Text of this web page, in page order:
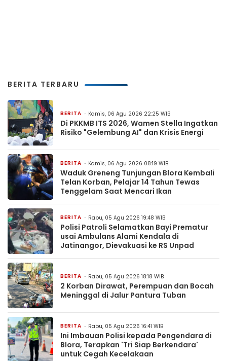
BERITA TERBARU
BERITA Kamis, 06 Agu 2026 22:25 WIB
Di PKKMB ITS 2026, Wamen Stella Ingatkan
Risiko "Gelembung AI" dan Krisis Energi
BERITA Kamis, 06 Agu 2026 08:19 WIB
Waduk Greneng Tunjungan Blora Kembali
Telan Korban, Pelajar 14 Tahun Tewas
Tenggelam Saat Mencari Ikan
BERITA Rabu, 05 Agu 2026 19:48 WIB
Polisi Patroli Selamatkan Bayi Prematur
usai Ambulans Alami Kendala di
Jatinangor, Dievakuasi ke RS Unpad
BERITA Rabu, 05 Agu 2026 18:18 WIB
2 Korban Dirawat, Perempuan dan Bocah
Meninggal di Jalur Pantura Tuban
BERITA Rabu, 05 Agu 2026 16:41 WIB
Ini Imbauan Polisi kepada Pengendara di
Blora, Terapkan 'Tri Siap Berkendara'
untuk Cegah Kecelakaan